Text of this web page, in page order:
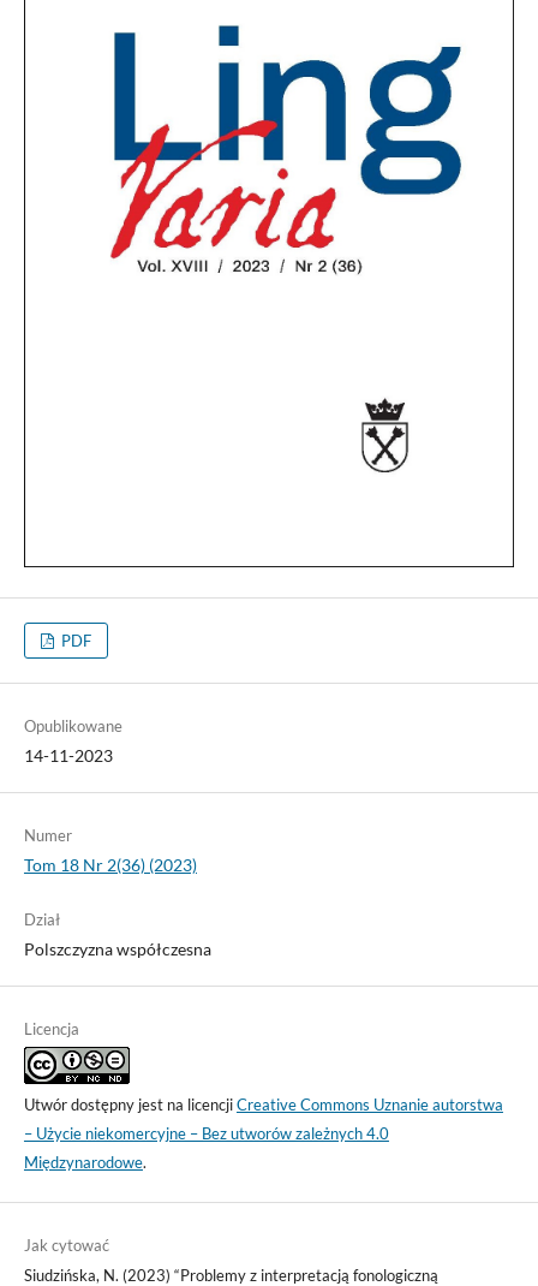
PDF
Opublikowane
14-11-2023
Numer
Tom 18 Nr 2(36) (2023)
Dział
Polszczyzna współczesna
Licencja
Utwór dostępny jest na licencjiCreative Commons Uznanie autorstwa
– Użycie niekomercyjne – Bez utworów zależnych 4.0
Międzynarodowe.
Jak cytować
Siudzińska, N. (2023) “Problemy z interpretacją fonologiczną